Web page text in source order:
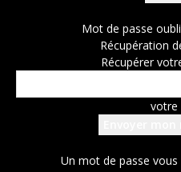
Mot de passe
Récupération
Récupérer
votre
Un mot de passe